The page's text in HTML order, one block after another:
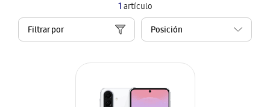
1artículo
Filtrar por